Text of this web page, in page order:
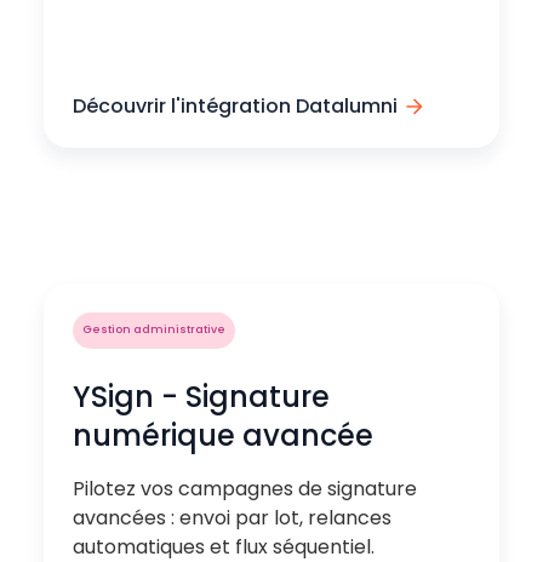
Découvrir l'intégration Datalumni
Gestion administrative
YSign - Signature
numérique avancée
Pilotez vos campagnes de signature
avancées : envoi par lot, relances
automatiques et flux séquentiel.